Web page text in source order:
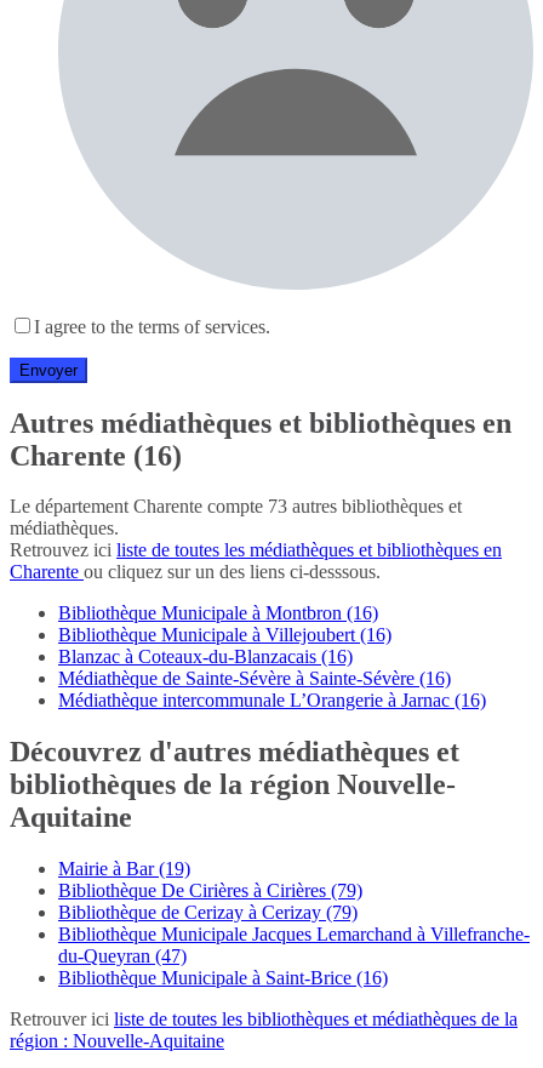
I agree to the terms of services.
Autres médiathèques et bibliothèques en
Charente (16)
Le département Charente compte 73 autres bibliothèques et
médiathèques.
Retrouvez ici liste de toutes les médiathèques et bibliothèques en
Charente ou cliquez sur un des liens ci-desssous.
Bibliothèque Municipale à Montbron (16)
Bibliothèque Municipale à Villejoubert (16)
Blanzac à Coteaux-du-Blanzacais (16)
Médiathèque de Sainte-Sévère à Sainte-Sévère (16)
Médiathèque intercommunale L’Orangerie à Jarnac (16)
Découvrez d'autres médiathèques et
bibliothèques de la région Nouvelle-
Aquitaine
Mairie à Bar (19)
Bibliothèque De Cirières à Cirières (79)
Bibliothèque de Cerizay à Cerizay (79)
Bibliothèque Municipale Jacques Lemarchand à Villefranche-
du-Queyran (47)
Bibliothèque Municipale à Saint-Brice (16)
Retrouver ici liste de toutes les bibliothèques et médiathèques de la
région : Nouvelle-Aquitaine